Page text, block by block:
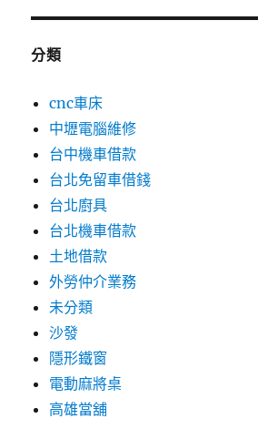
分類
cnc車床
中壢電腦維修
台中機車借款
台北免留車借錢
台北廚具
台北機車借款
土地借款
外勞仲介業務
未分類
沙發
隱形鐵窗
電動麻將桌
高雄當舖